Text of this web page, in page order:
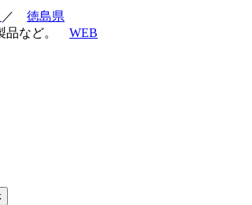
／ 徳島県
品など。 WEB